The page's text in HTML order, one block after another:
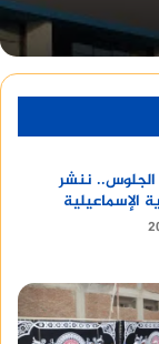
لتحقيق
الأعمال.
و يوضح ان جامعة الجلالة الأهلية تتألف من 15 كلية
الجلوس.. ننشر
الإسماعيلية